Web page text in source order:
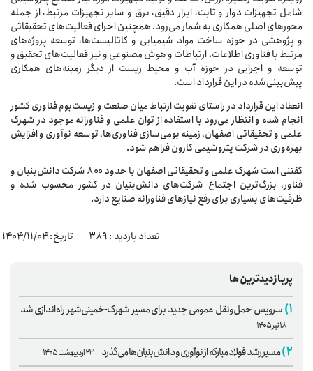
شامل تجهیزات دوار و ثابت، ابزار دقیق، برق و سایر تجهیزات مرتبط، از جمله
محورهای اصلی همکاری به شمار می‌رود. همچنین اجرای فعالیت‌های تحقیقاتی
و پژوهشی در حوزه ساخت مواد شیمیایی و کاتالیست‌ها، توسعه پروژه‌های
مرتبط با فناوری اطلاعات، ارتباطات و هوش مصنوعی و نیز فعالیت‌های تحقیق و
توسعه و اجرایی در حوزه آب و محیط زیست از دیگر زمینه‌های همکاری
پیش‌بینی‌شده در این قرارداد است.
انعقاد این قرارداد در راستای تقویت ارتباط میان صنعت و زیست‌بوم فناوری کشور
انجام شده و انتظار می‌رود با استفاده از توان علمی و فناورانه موجود در شهرک
علمی و تحقیقاتی اصفهان، زمینه بومی‌سازی فناوری‌ها، توسعه نوآوری و افزایش
بهره‌وری در شرکت پتروشیمی کارون فراهم شود.
گفتنی است شهرک علمی و تحقیقاتی اصفهان با حدود 800 شرکت دانش‌بنیان و
فناور، بزرگ‌ترین اجتماع شرکت‌های دانش‌بنیان در کشور محسوب شده و
ظرفیت‌های بسیاری برای رفع نیازهای فناورانه صنایع دارد.
تعداد بازدید : ۳۸۹ تاریخ: 1404/11/04
پربازدیدترین‌ها
سرویس حمل‌ونقل عمومی جدید برای مسیر شهرک-خمینی‌شهر راه‌اندازی شد
مسیر رشد فولاد مبارکه از نوآوری و دانش‌بنیان‌ها می‌گذرد ۲۳ اردیبهشت ۱۴۰۵